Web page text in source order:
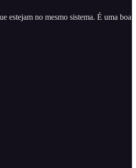
estejam no mesmo sistema. É uma boa